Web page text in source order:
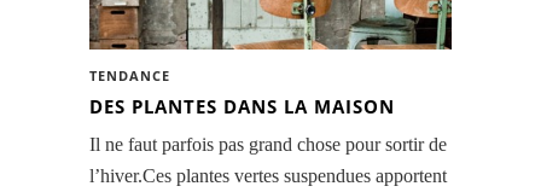
TENDANCE
DES PLANTES DANS LA MAISON
Il ne faut parfois pas grand chose pour sortir de
l’hiver.Ces plantes vertes suspendues apportent